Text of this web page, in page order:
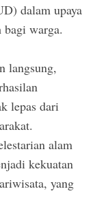
dalam upaya
bagi warga.
langsung,
lepas dari
alam
kekuatan
yang